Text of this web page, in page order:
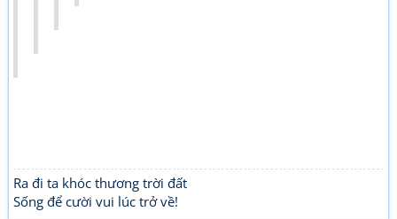
Ra đi ta khóc thương trời đất
Sống để cười vui lúc trở về!